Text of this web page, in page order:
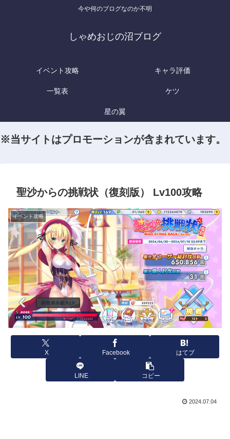
今や何のブログなのか不明
しゃめおじの沼ブログ
イベント攻略 キャラ評価
一覧表 ケツ
星の翼
※当サイトはプロモーションが含まれています。
聖沙からの挑戦状（復刻版） Lv100攻略
イベント攻略
X Facebook はてブ
LINE コピー
2024.07.04